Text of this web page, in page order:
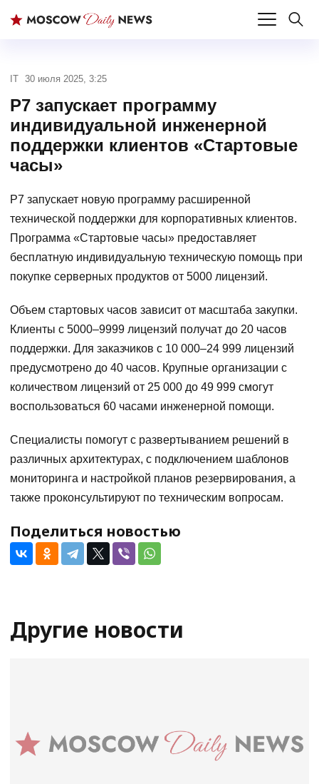
IT 30 июля 2025, 3:25
Р7 запускает программу
индивидуальной инженерной
поддержки клиентов «Стартовые
часы»
Р7 запускает новую программу расширенной
технической поддержки для корпоративных клиентов.
Программа «Стартовые часы» предоставляет
бесплатную индивидуальную техническую помощь при
покупке серверных продуктов от 5000 лицензий.
Объем стартовых часов зависит от масштаба закупки.
Клиенты с 5000–9999 лицензий получат до 20 часов
поддержки. Для заказчиков с 10 000–24 999 лицензий
предусмотрено до 40 часов. Крупные организации с
количеством лицензий от 25 000 до 49 999 смогут
воспользоваться 60 часами инженерной помощи.
Специалисты помогут с развертыванием решений в
различных архитектурах, с подключением шаблонов
мониторинга и настройкой планов резервирования, а
также проконсультируют по техническим вопросам.
Поделиться новостью
Другие новости